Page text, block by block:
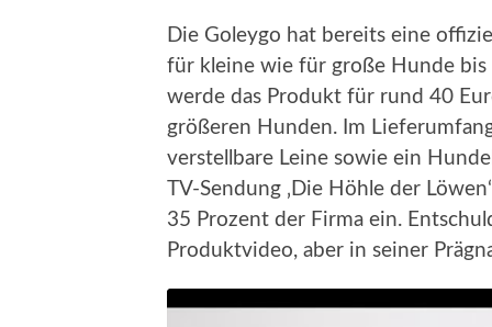
Die Goleygo hat bereits eine
für kleine wie für große Hunde
werde das Produkt für rund 40
größeren Hunden. Im
verstellbare Leine sowie ein
TV-Sendung ‚Die Höhle der
35 Prozent der Firma ein.
Produktvideo, aber in seiner